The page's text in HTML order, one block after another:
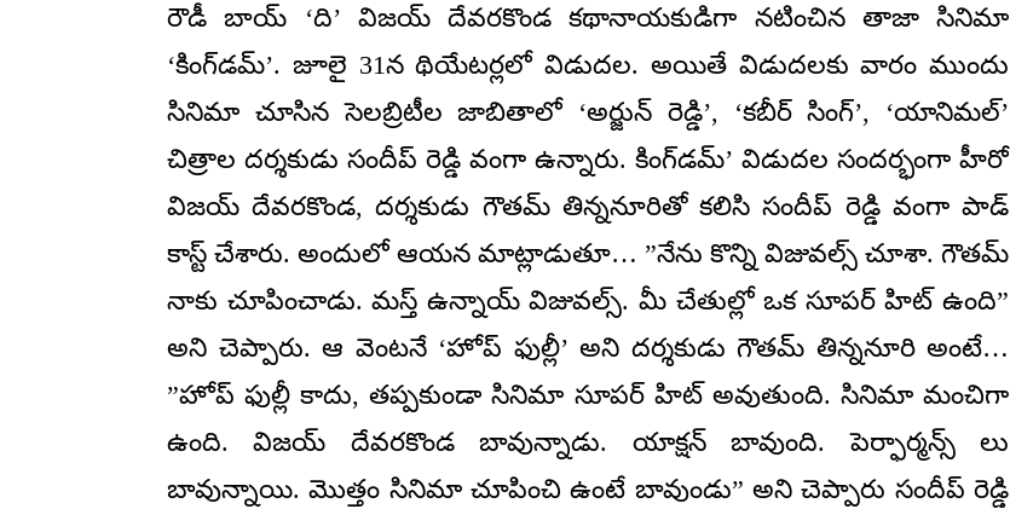
రౌడీ బాయ్ ‘ది’ విజయ్ దేవరకొండ కథానాయకుడిగా నటించిన తాజా సినిమా
‘కింగ్‌డమ్’. జూలై 31న థియేటర్లలో విడుదల. అయితే విడుదలకు వారం ముందు
సినిమా చూసిన సెలబ్రిటీల జాబితాలో ‘అర్జున్ రెడ్డి’, ‘కబీర్ సింగ్’, ‘యానిమల్’
చిత్రాల దర్శకుడు సందీప్ రెడ్డి వంగా ఉన్నారు. కింగ్‌డమ్’ విడుదల సందర్భంగా హీరో
విజయ్ దేవరకొండ, దర్శకుడు గౌతమ్ తిన్ననూరితో కలిసి సందీప్ రెడ్డి వంగా పాడ్
కాస్ట్ చేశారు. అందులో ఆయన మాట్లాడుతూ… ”నేను కొన్ని విజువల్స్ చూశా. గౌతమ్
నాకు చూపించాడు. మస్త్ ఉన్నాయ్ విజువల్స్. మీ చేతుల్లో ఒక సూపర్ హిట్ ఉంది”
అని చెప్పారు. ఆ వెంటనే ‘హోప్ ఫుల్లీ’ అని దర్శకుడు గౌతమ్ తిన్ననూరి అంటే…
”హోప్ ఫుల్లీ కాదు, తప్పకుండా సినిమా సూపర్ హిట్ అవుతుంది. సినిమా మంచిగా
ఉంది. విజయ్ దేవరకొండ బావున్నాడు. యాక్షన్ బావుంది. పెర్ఫార్మన్స్ లు
బావున్నాయి. మొత్తం సినిమా చూపించి ఉంటే బావుండు” అని చెప్పారు సందీప్ రెడ్డి